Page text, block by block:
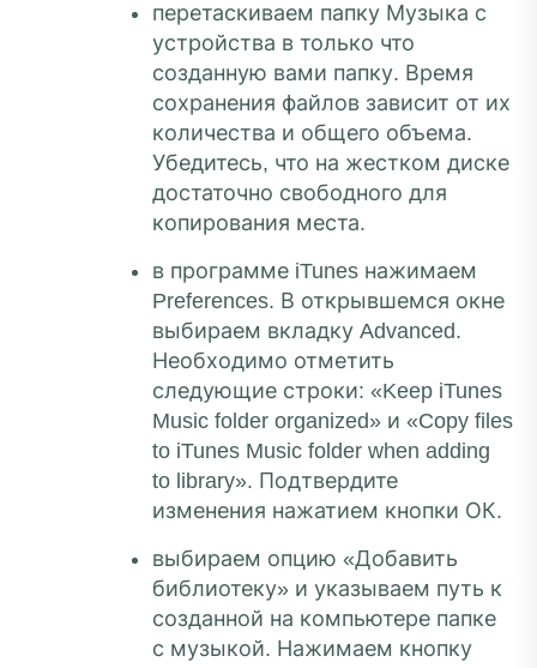
перетаскиваем папку Музыка с
устройства в только что
созданную вами папку. Время
сохранения файлов зависит от их
количества и общего объема.
Убедитесь, что на жестком диске
достаточно свободного для
копирования места.
в программе iTunes нажимаем
Preferences. В открывшемся окне
выбираем вкладку Advanced.
Необходимо отметить
следующие строки: «Keep iTunes
Music folder organized» и «Copy files
to iTunes Music folder when adding
to library». Подтвердите
изменения нажатием кнопки ОК.
выбираем опцию «Добавить
библиотеку» и указываем путь к
созданной на компьютере папке
с музыкой. Нажимаем кнопку